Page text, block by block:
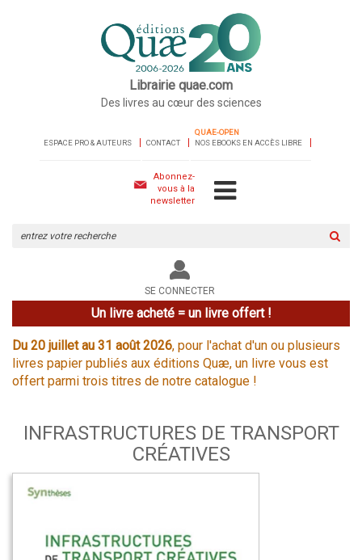
Librairie quae.com
Des livres au cœur des sciences
ESPACE PRO & AUTEURS CONTACT
QUAE-OPEN
NOS EBOOKS EN ACCÈS LIBRE
Abonnez-
vous à la
newsletter
le
site
SE CONNECTER
Un livre acheté = un livre offert !
Du 20 juillet au 31 août 2026, pour l'achat d'un ou plusieurs
livres papier publiés aux éditions Quæ, un livre vous est
offert parmi trois titres de notre catalogue !
INFRASTRUCTURES DE TRANSPORT
CRÉATIVES